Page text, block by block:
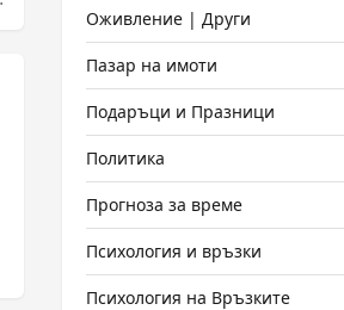
Оживление | Други
Пазар на имоти
Подаръци и Празници
Политика
Прогноза за време
Психология и връзки
Психология на Връзките